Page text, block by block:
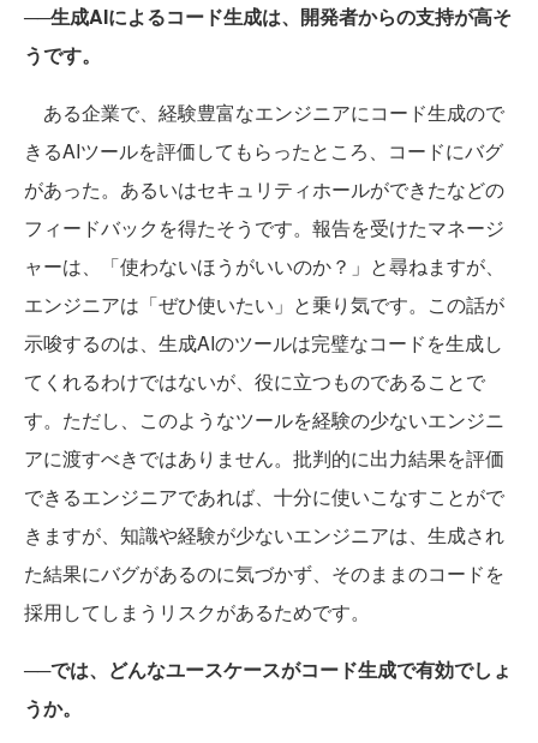
──生成AIによるコード生成は、開発者からの支持が高そ
うです。
ある企業で、経験豊富なエンジニアにコード生成ので
きるAIツールを評価してもらったところ、コードにバグ
があった。あるいはセキュリティホールができたなどの
フィードバックを得たそうです。報告を受けたマネージ
ャーは、「使わないほうがいいのか？」と尋ねますが、
エンジニアは「ぜひ使いたい」と乗り気です。この話が
示唆するのは、生成AIのツールは完璧なコードを生成し
てくれるわけではないが、役に立つものであることで
す。ただし、このようなツールを経験の少ないエンジニ
アに渡すべきではありません。批判的に出力結果を評価
できるエンジニアであれば、十分に使いこなすことがで
きますが、知識や経験が少ないエンジニアは、生成され
た結果にバグがあるのに気づかず、そのままのコードを
採用してしまうリスクがあるためです。
──では、どんなユースケースがコード生成で有効でしょ
うか。